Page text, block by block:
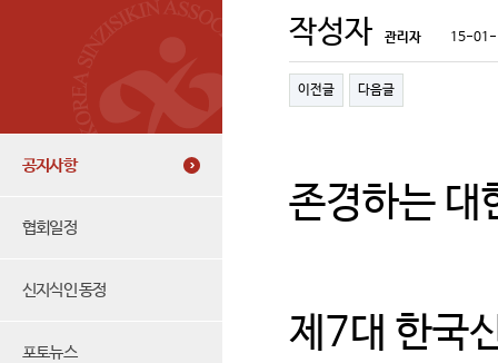
공지사항
협회일정
신지식인 동정
포토뉴스
작성자 관리자 15-01-
이전글 다음글
존경하는 대
제7대 한국